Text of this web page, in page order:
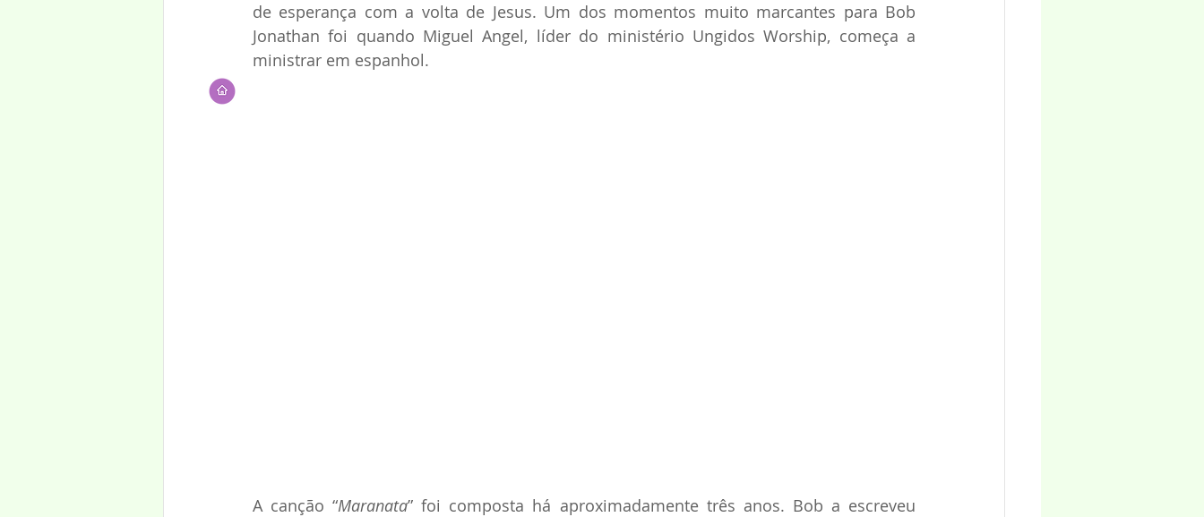
de esperança com a volta de Jesus. Um dos momentos muito marcantes para Bob
Jonathan foi quando Miguel Angel, líder do ministério Ungidos Worship, começa a
ministrar em espanhol.
A canção “Maranata” foi composta há aproximadamente três anos. Bob a escreveu